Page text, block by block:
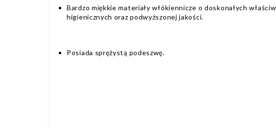
Bardzo miękkie materiały włókiennicze o doskonałych
higienicznych oraz podwyższonej jakości.
Posiada sprężystą podeszwę.